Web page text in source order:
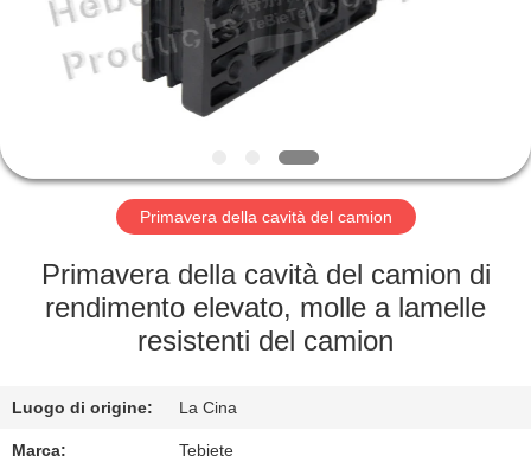
CIRCA
GIRO
FABBRICA
CONTROLLO
QUALITÀ
Primavera della cavità del camion
Primavera della cavità del camion di
rendimento elevato, molle a lamelle
resistenti del camion
Luogo di origine: La Cina
Marca: Tebiete